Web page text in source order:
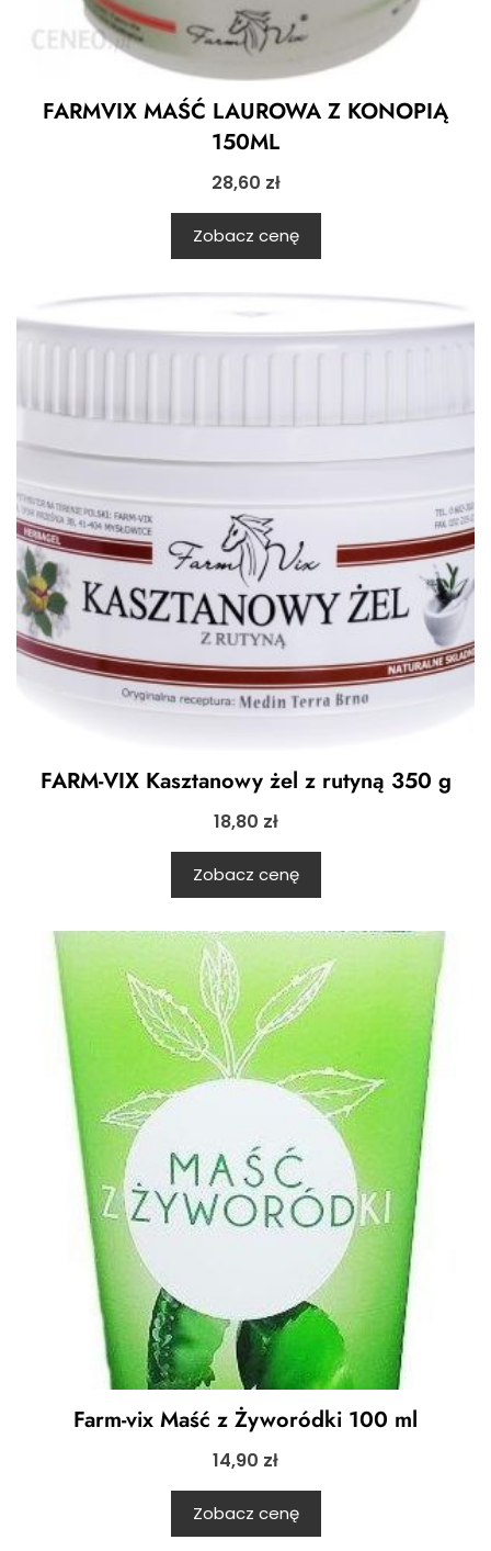
FARMVIX MAŚĆ LAUROWA Z KONOPIĄ
150ML
28,60 zł
Zobacz cenę
FARM-VIX Kasztanowy żel z rutyną 350 g
18,80 zł
Zobacz cenę
Farm-vix Maść z Żyworódki 100 ml
14,90 zł
Zobacz cenę